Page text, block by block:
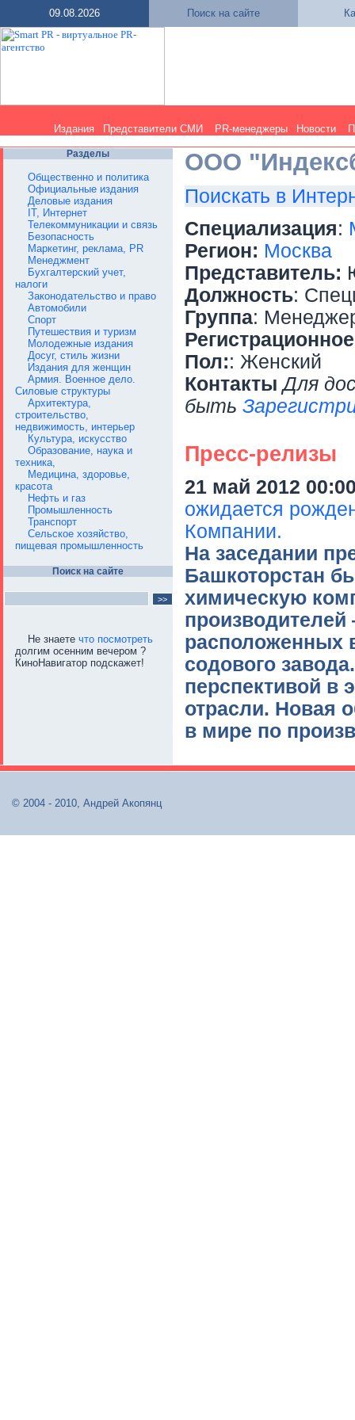
09.08.2026 Поиск на сайте
Издания Представители СМИ PR-менеджеры Новости
Разделы
Общественно и политика
Официальные издания
Деловые издания
IT, Интернет
Телекоммуникации и связь
Безопасность
Маркетинг, реклама, PR
Менеджмент
Бухгалтерский учет,
налоги
Законодательство и право
Автомобили
Спорт
Путешествия и туризм
Молодежные издания
Досуг, стиль жизни
Издания для женщин
Армия. Военное дело.
Силовые структуры
Архитектура,
строительство,
недвижимость, интерьер
Культура, искусство
Образование, наука и
техника,
Медицина, здоровье,
красота
Нефть и газ
Промышленность
Транспорт
Сельское хозяйство,
пищевая промышленность
Поиск на сайте
Не знаете что посмотреть
долгим осенним вечером ?
КиноНавигатор подскажет!
ООО
Поискать в
Специализация:
Регион: Москва
Представитель:
Должность:
Группа:
Пол:: Женский
Контакты Для
быть
Пресс-релизы
21 май 2012
ожидается
Компании.
На заседании
Башкоторстан
химическую
расположенных
содового
перспективой в
отрасли. Новая
в мире по
© 2004 - 2010, Андрей Акопянц